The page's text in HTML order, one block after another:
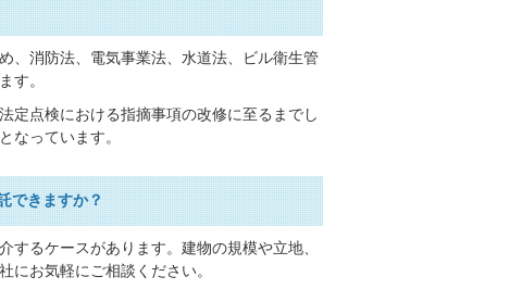
、消防法、電気事業法、水道法、ビル衛生管
す。
定点検における指摘事項の改修に至るまでし
なっています。
できますか？
るケースがあります。建物の規模や立地、
にお気軽にご相談ください。